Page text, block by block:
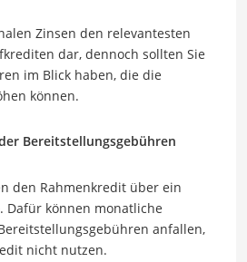
Zinsen den relevantesten
dar, dennoch sollten Sie
im Blick haben, die die
können.
Bereitstellungsgebühren
den Rahmenkredit über ein
Dafür können monatliche
anfallen,
nicht nutzen.